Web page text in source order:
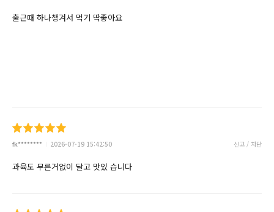
출근때 하나챙겨서 먹기 딱좋아요
fk******** 2026-07-19 15:42:50 신고 / 차단
과육도 무른거없이 달고 맛있 습니다